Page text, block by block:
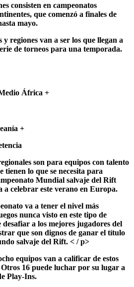
consisten en campeonatos
que comenzó a finales de
mayo.
y regiones van a ser los que llegan a
de torneos para una temporada.
África +
+
son para equipos con talento
tienen lo que se necesita para
Mundial salvaje del Rift
a celebrar este verano en Europa.
va a tener el nivel más
nunca visto en este tipo de
a los mejores jugadores del
que son dignos de ganar el título
salvaje del Rift. < / p>
equipos van a calificar de estos
16 puede luchar por su lugar a
Play-Ins.